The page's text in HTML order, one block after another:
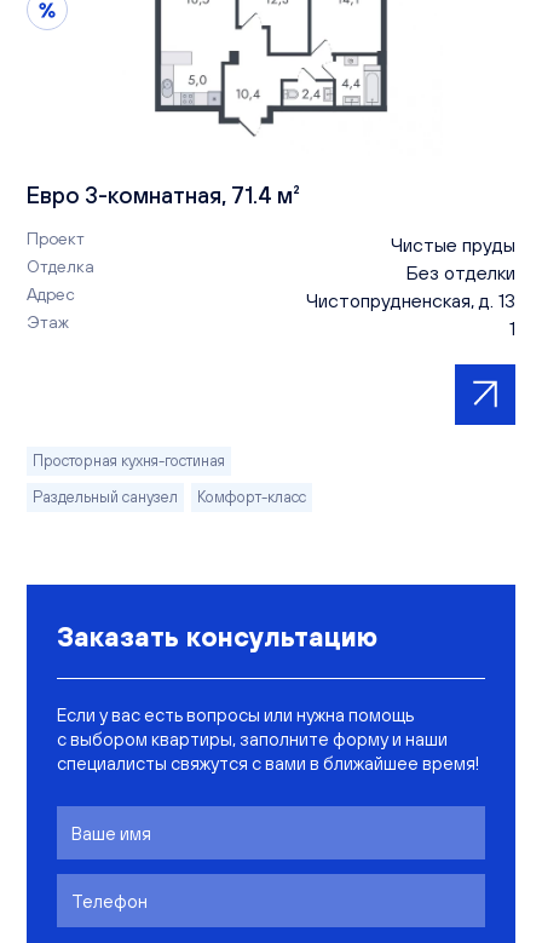
Евро 3-комнатная, 71.4 м²
Проект Чистые пруды
Отделка Без отделки
Адрес Чистопрудненская, д. 13
Этаж 1
Просторная кухня-гостиная
Раздельный санузел
Комфорт-класс
Заказать консультацию
Если у вас есть вопросы или нужна помощь
с выбором квартиры, заполните форму и наши
специалисты свяжутся с вами в ближайшее время!